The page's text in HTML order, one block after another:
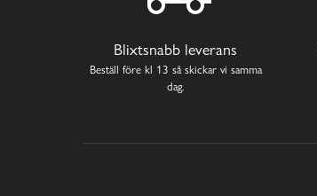
Blixtsnabb leverans
Beställ före kl 13 så skickar vi samma
dag.